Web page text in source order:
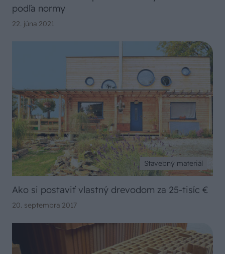
podľa normy
22. júna 2021
Stavebný materiál
Ako si postaviť vlastný drevodom za 25-tisíc €
20. septembra 2017